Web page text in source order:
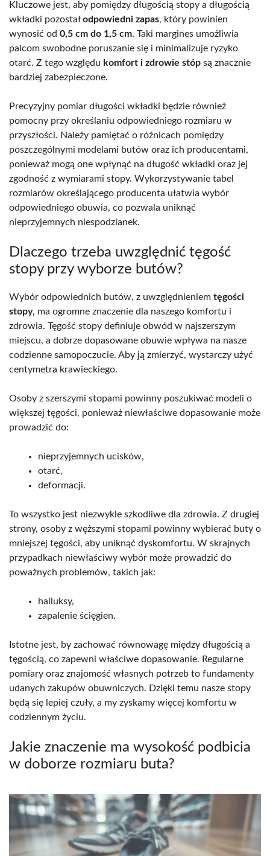
Kluczowe jest, aby pomiędzy długością stopy a długością
wkładki pozostałodpowiedni zapas, który powinien
wynosić od 0,5 cm do 1,5 cm. Taki margines umożliwia
palcom swobodne poruszanie się i minimalizuje ryzyko
otarć. Z tego względu komfort i zdrowie stóp są znacznie
bardziej zabezpieczone.
Precyzyjny pomiar długości wkładki będzie również
pomocny przy określaniu odpowiedniego rozmiaru w
przyszłości. Należy pamiętać o różnicach pomiędzy
poszczególnymi modelami butów oraz ich producentami,
ponieważ mogą one wpłynąć na długość wkładki oraz jej
zgodność z wymiarami stopy. Wykorzystywanie tabel
rozmiarów określającego producenta ułatwia wybór
odpowiedniego obuwia, co pozwala uniknąć
nieprzyjemnych niespodzianek.
Dlaczego trzeba uwzględnić tęgość
stopy przy wyborze butów?
Wybór odpowiednich butów, z uwzględnieniem tęgości
stopy, ma ogromne znaczenie dla naszego komfortu i
zdrowia. Tęgość stopy definiuje obwód w najszerszym
miejscu, a dobrze dopasowane obuwie wpływa na nasze
codzienne samopoczucie. Aby ją zmierzyć, wystarczy użyć
centymetra krawieckiego.
Osoby z szerszymi stopami powinny poszukiwać modeli o
większej tęgości, ponieważ niewłaściwe dopasowanie może
prowadzić do:
nieprzyjemnych ucisków,
otarć,
deformacji.
To wszystko jest niezwykle szkodliwe dla zdrowia. Z drugiej
strony, osoby z węższymi stopami powinny wybierać buty o
mniejszej tęgości, aby uniknąć dyskomfortu. W skrajnych
przypadkach niewłaściwy wybór może prowadzić do
poważnych problemów, takich jak:
halluksy,
zapalenie ścięgien.
Istotne jest, by zachować równowagę między długością a
tęgością, co zapewni właściwe dopasowanie. Regularne
pomiary oraz znajomość własnych potrzeb to fundamenty
udanych zakupów obuwniczych. Dzięki temu nasze stopy
będą się lepiej czuły, a my zyskamy więcej komfortu w
codziennym życiu.
Jakie znaczenie ma wysokość podbicia
w doborze rozmiaru buta?